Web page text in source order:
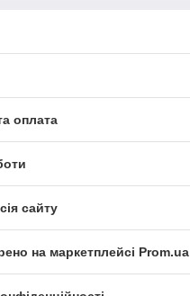
оплата
сайту
на маркетплейсі Prom.ua